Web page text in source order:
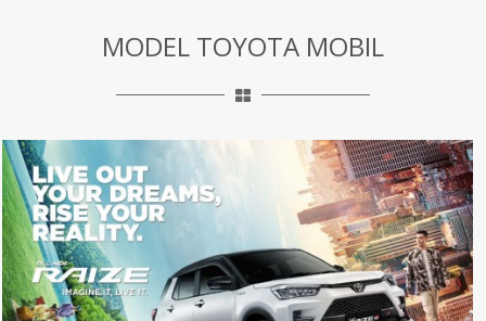
MODEL TOYOTA MOBIL